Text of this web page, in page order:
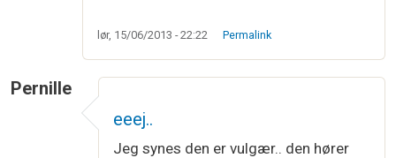
lør, 15/06/2013 - 22:22 Permalink
Pernille
eeej..
Jeg synes den er vulgær.. den hører